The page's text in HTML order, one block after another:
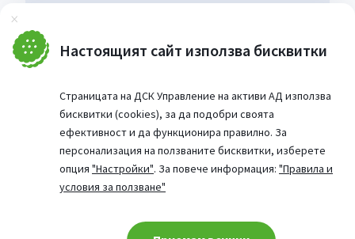
Затвори
Настоящият сайт използва бисквитки
Страницата на ДСК Управление на активи АД използва
бисквитки (cookies), за да подобри своята
ефективност и да функционира правилно. За
персонализация на ползваните бисквитки, изберете
опция "Настройки". За повече информация: "Правила и
условия за ползване"
Управляващото дружество или в офисите на
„Банка ДСК”, определени за точка на
работното им време.